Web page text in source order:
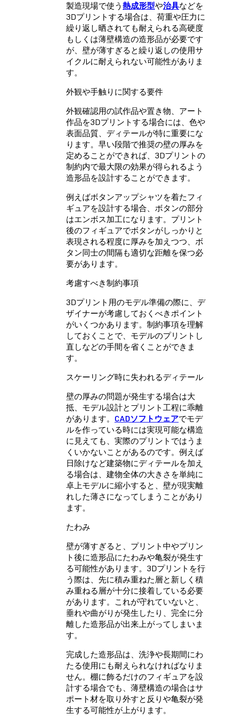
製造現場で使う 熱成形型や治具などを
3Dプリントする場合は、荷重や圧力に
繰り返し晒されても耐えられる高硬度
もしくは薄壁構造の造形品が必要です
が、壁が薄すぎると繰り返しの使用サ
イクルに耐えられない可能性がありま
す。
外観や手触りに関する要件
外観確認用の試作品や置き物、アート
作品を3Dプリントする場合には、色や
表面品質、ディテールが特に重要にな
ります。早い段階で推奨の壁の厚みを
定めることができれば、3Dプリントの
制約内で最大限の効果が得られるよう
造形品を設計することができます。
例えばボタンアップシャツを着たフィ
ギュアを設計する場合、ボタンの部分
はエンボス加工になります。プリント
後のフィギュアでボタンがしっかりと
表現される程度に厚みを加えつつ、ボ
タン同士の間隔も適切な距離を保つ必
要があります。
考慮すべき制約事項
3Dプリント用のモデル準備の際に、デ
ザイナーが考慮しておくべきポイント
がいくつかあります。制約事項を理解
しておくことで、モデルのプリントし
直しなどの手間を省くことができま
す。
スケーリング時に失われるディテール
壁の厚みの問題が発生する場合は大
抵、モデル設計とプリント工程に乖離
があります。 CADソフトウェアでモデ
ルを作っている時には実現可能な構造
に見えても、実際のプリントではうま
くいかないことがあるのです。例えば
日除けなど建築物にディテールを加え
る場合は、建物全体の大きさを単純に
卓上モデルに縮小すると、壁が現実離
れした薄さになってしまうことがあり
ます。
たわみ
壁が薄すぎると、プリント中やプリン
ト後に造形品にたわみや亀裂が発生す
る可能性があります。3Dプリントを行
う際は、先に積み重ねた層と新しく積
み重ねる層が十分に接着している必要
があります。これが守れていないと、
垂れや曲がりが発生したり、完全に分
離した造形品が出来上がってしまいま
す。
完成した造形品は、洗浄や長期間にわ
たる使用にも耐えられなければなりま
せん。棚に飾るだけのフィギュアを設
計する場合でも、薄壁構造の場合はサ
ポート材を取り外すと反りや亀裂が発
生する可能性が上がります。